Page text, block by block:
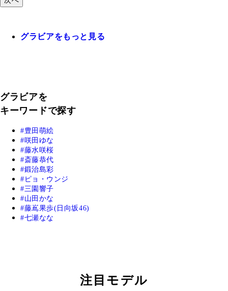
グラビアをもっと見る
グラビアを
キーワードで探す
豊田萌絵
咲田ゆな
藤水咲桜
斎藤恭代
鍛治島彩
ピョ・ウンジ
三園響子
山田かな
藤嶌果歩(日向坂46)
七瀬なな
注目モデル